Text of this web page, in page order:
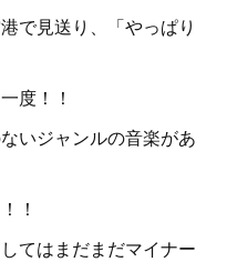
で見送り、「やっぱり
度！！
いジャンルの音楽があ
！
てはまだまだマイナー